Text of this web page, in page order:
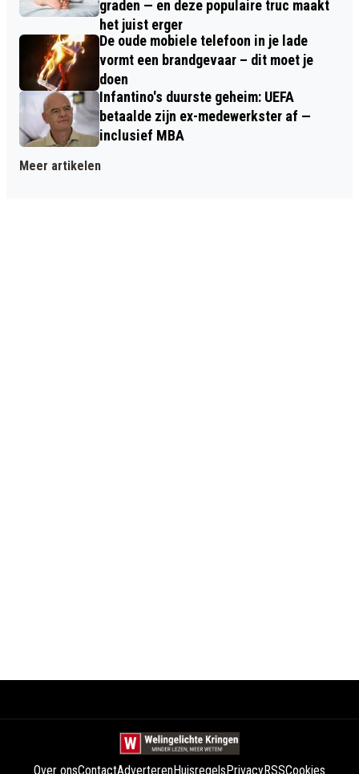
graden — en deze populaire truc maakt
het juist erger
De oude mobiele telefoon in je lade
vormt een brandgevaar – dit moet je
doen
Infantino's duurste geheim: UEFA
betaalde zijn ex-medewerkster af —
inclusief MBA
Meer artikelen
Over onsContactAdverterenHuisregelsPrivacyRSSCookies